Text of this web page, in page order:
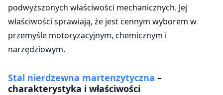
podwyższonych właściwości mechanicznych. Jej
właściwości sprawiają, że jest cennym wyborem w
przemyśle motoryzacyjnym, chemicznym i
narzędziowym.
Stal nierdzewna martenzytyczna –
charakterystyka i właściwości